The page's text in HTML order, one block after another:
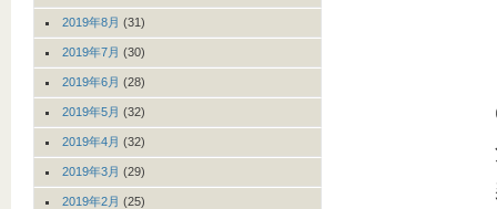
2019年8月 (31)
2019年7月 (30)
2019年6月 (28)
2019年5月 (32)
2019年4月 (32)
2019年3月 (29)
2019年2月 (25)